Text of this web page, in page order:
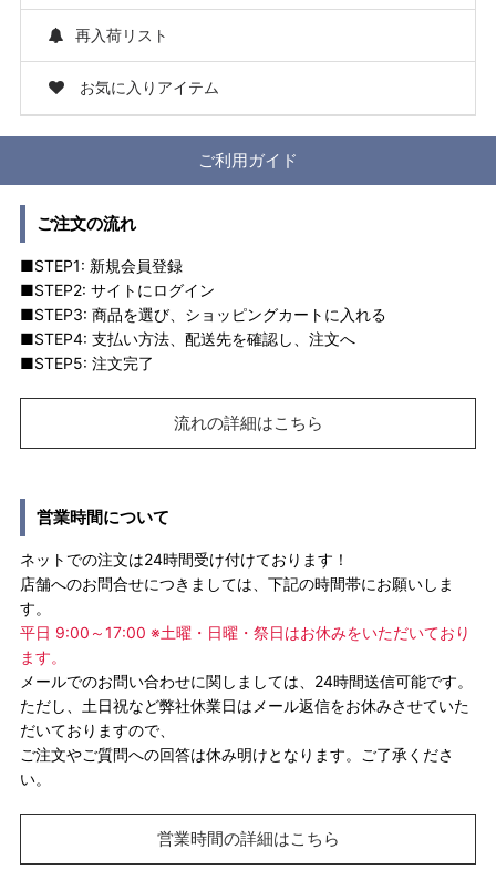
再入荷リスト
お気に入りアイテム
ご利用ガイド
ご注文の流れ
■STEP1: 新規会員登録
■STEP2: サイトにログイン
■STEP3: 商品を選び、ショッピングカートに入れる
■STEP4: 支払い方法、配送先を確認し、注文へ
■STEP5: 注文完了
流れの詳細はこちら
営業時間について
ネットでの注文は24時間受け付けております！
店舗へのお問合せにつきましては、下記の時間帯にお願いしま
す。
平日 9:00～17:00 ※土曜・日曜・祭日はお休みをいただいており
ます。
メールでのお問い合わせに関しましては、24時間送信可能です。
ただし、土日祝など弊社休業日はメール返信をお休みさせていた
だいておりますので、
ご注文やご質問への回答は休み明けとなります。ご了承くださ
い。
営業時間の詳細はこちら